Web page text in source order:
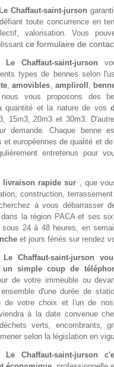
Chaffaut-saint-jurson
toute concurrence en
valorisation. Vous
ce formulaire de
Chaffaut-saint-jurson
types de bennes selon
, amovibles, ampliroll ,
vous proposons des
quantité et la nature de vos
15m3, 20m3 et 30m3.
demande. Chaque benne
et européennes de qualité et
entretenus pour
livraison rapide sur , que
construction,
à vous débarrasser
la région PACA et ses
sous 24 à 48 heures, en
et jours fériés sur rendez
Le Chaffaut-saint-jurson
simple coup de
de votre immeuble ou
d'une durée de
de votre choix et l'un de
à la date convenue
verts, encombrants,
selon la législation en
Le Chaffaut-saint-jurson